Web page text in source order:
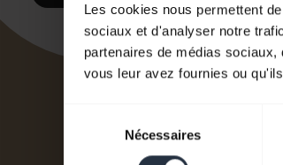
Les cookies nous permettent
sociaux et d'analyser notre
partenaires de médias
vous leur avez fournies ou
consentement
Nécessaires